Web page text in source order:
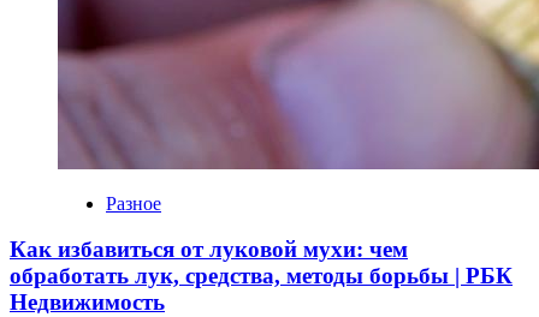
Разное
Как избавиться от луковой мухи: чем
обработать лук, средства, методы борьбы | РБК
Недвижимость